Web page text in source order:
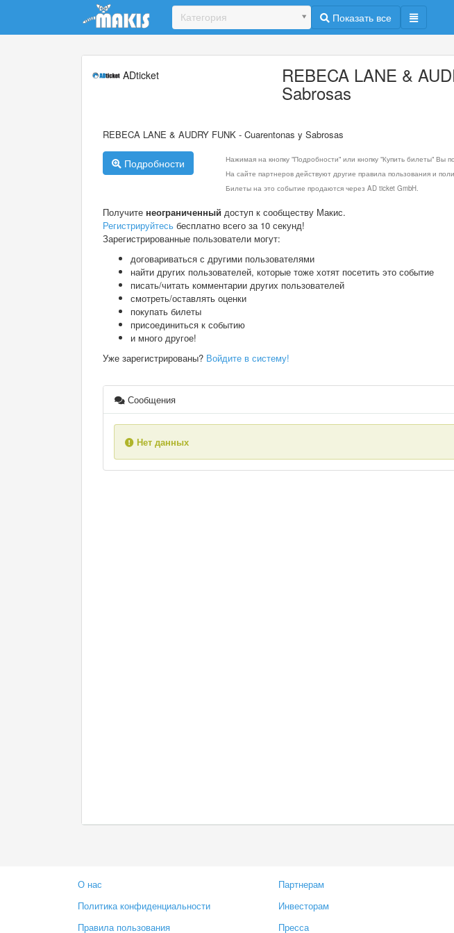
Update cookies preferences
Категория Показать все
ADticket REBECA LANE &
Sabrosas
REBECA LANE & AUDRY FUNK - Cuarentonas y Sabrosas
Подробности
Нажимая на кнопку "Подробности" или кнопку "Купить билеты" Вы
На сайте партнеров действуют другие правила пользования и
Билеты на это событие продаются через AD ticket GmbH.
Получите неограниченный доступ к сообществу Макис.
Регистрируйтесь бесплатно всего за 10 секунд!
Зарегистрированные пользователи могут:
договариваться с другими пользователями
найти других пользователей, которые тоже хотят посетить это событие
писать/читать комментарии других пользователей
смотреть/оставлять оценки
покупать билеты
присоединиться к событию
и много другое!
Уже зарегистрированы? Войдите в систему!
Сообщения
Нет данных
О нас
Политика конфиденциальности
Правила пользования
Партнерам
Инвесторам
Пресса